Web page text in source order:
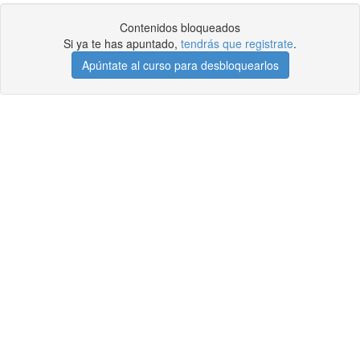
Contenidos bloqueados
Si ya te has apuntado, tendrás que registrate.
Apúntate al curso para desbloquearlos